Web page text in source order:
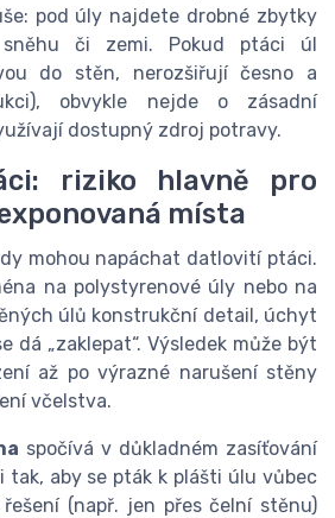
pod úly najdete drobné zbytky
či zemi. Pokud ptáci úl
do stěn, nerozšiřují česno a
obvykle nejde o zásadní
dostupný zdroj potravy.
riziko hlavně pro
místa
mohou napáchat datlovití ptáci.
na polystyrenové úly nebo na
úlů konstrukční detail, úchyt
dá „zaklepat“. Výsledek může být
až po výrazné narušení stěny
včelstva.
spočívá v důkladném zasíťování
tak, aby se pták k plášti úlu vůbec
(např. jen přes čelní stěnu)